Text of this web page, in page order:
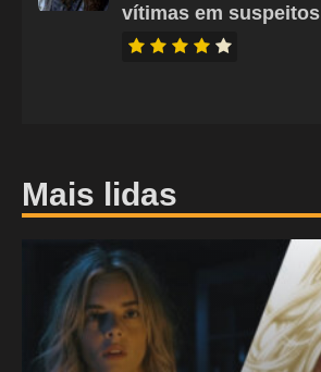
vítimas em suspeitos
Mais lidas